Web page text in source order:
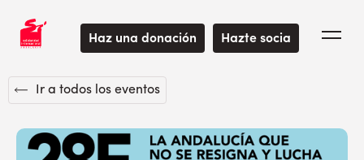
Haz una donación Hazte socia
Ir a todos los eventos